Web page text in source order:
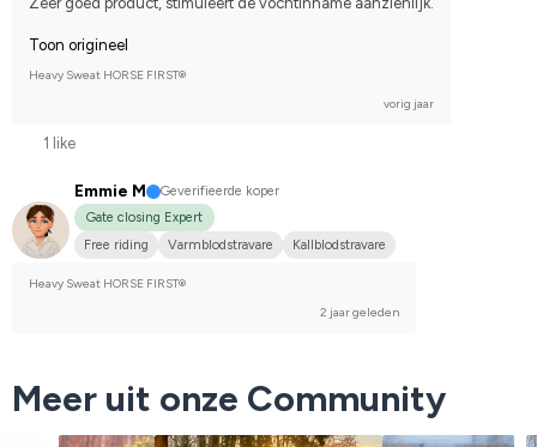
Toon origineel
Heavy Sweat HORSE FIRST®
vorig jaar
1 like
Emmie M
Geverifieerde koper
Gate closing Expert
Free riding
Varmblodstravare Kallblodstravare
Heavy Sweat HORSE FIRST®
2 jaar geleden
Meer uit onze Community